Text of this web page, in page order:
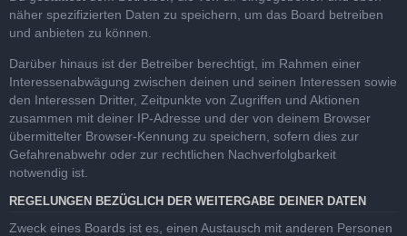
näher spezifizierten Daten zu speichern, um das Board betreiben
und anbieten zu können.
Darüber hinaus ist der Betreiber berechtigt, im Rahmen einer
Interessenabwägung zwischen deinen und seinen Interessen sowie
den Interessen Dritter, Zeitpunkte von Zugriffen und Aktionen
zusammen mit deiner IP-Adresse und der von deinem Browser
übermittelter Browser-Kennung zu speichern, sofern dies zur
Gefahrenabwehr oder zur rechtlichen Nachverfolgbarkeit
notwendig ist.
REGELUNGEN BEZÜGLICH DER WEITERGABE DEINER DATEN
Zweck eines Boards ist es, einen Austausch mit anderen Personen